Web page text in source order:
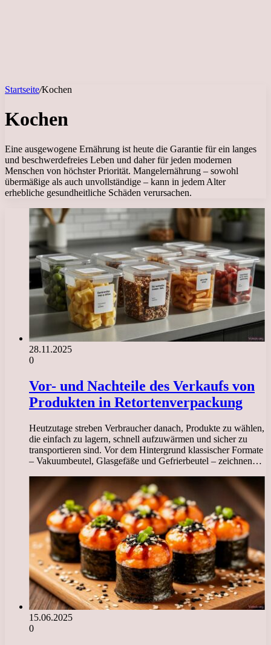
Startseite/Kochen
Kochen
Eine ausgewogene Ernährung ist heute die Garantie für ein langes
und beschwerdefreies Leben und daher für jeden modernen
Menschen von höchster Priorität. Mangelernährung – sowohl
übermäßige als auch unvollständige – kann in jedem Alter
erhebliche gesundheitliche Schäden verursachen.
28.11.2025
0
Vor- und Nachteile des Verkaufs von
Produkten in Retortenverpackung
Heutzutage streben Verbraucher danach, Produkte zu wählen,
die einfach zu lagern, schnell aufzuwärmen und sicher zu
transportieren sind. Vor dem Hintergrund klassischer Formate
– Vakuumbeutel, Glasgefäße und Gefrierbeutel – zeichnen…
15.06.2025
0